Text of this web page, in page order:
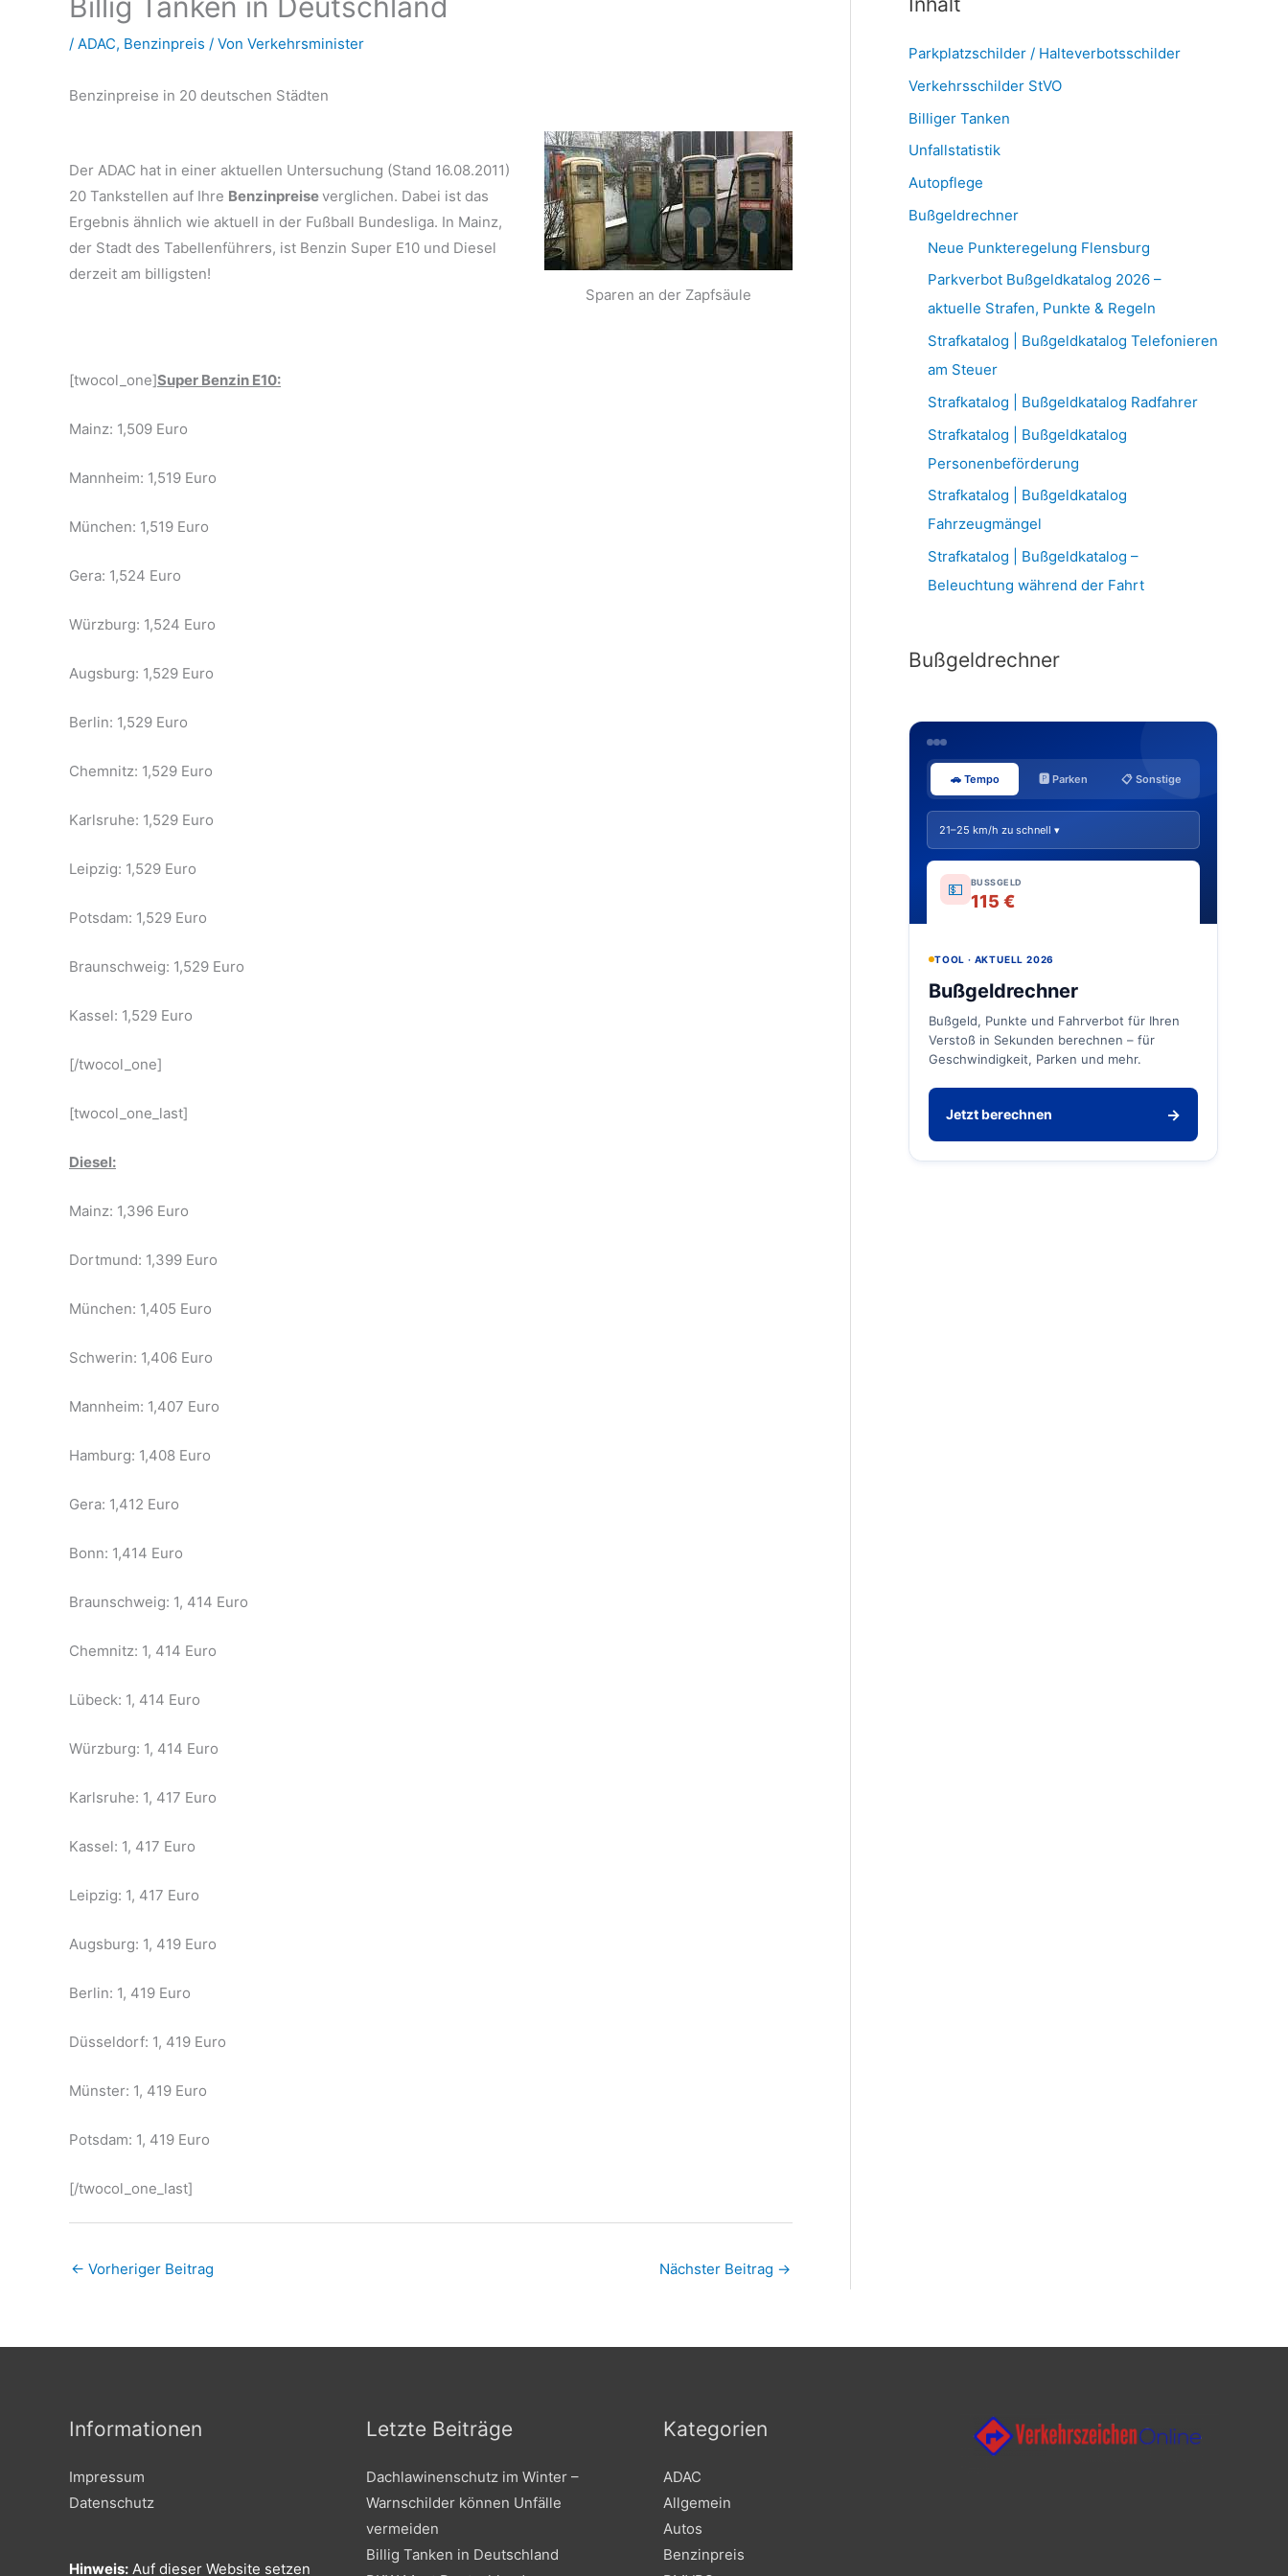
/ ADAC, Benzinpreis / Von Verkehrsminister
Benzinpreise in 20 deutschen Städten
Sparen an der Zapfsäule
Der ADAC hat in einer aktuellen Untersuchung (Stand 16.08.2011)
20 Tankstellen auf Ihre Benzinpreiseverglichen. Dabei ist das
Ergebnis ähnlich wie aktuell in der Fußball Bundesliga. In Mainz,
der Stadt des Tabellenführers, ist Benzin Super E10 und Diesel
derzeit am billigsten!
[twocol_one]Super Benzin E10:
Mainz: 1,509 Euro
Mannheim: 1,519 Euro
München: 1,519 Euro
Gera: 1,524 Euro
Würzburg: 1,524 Euro
Augsburg: 1,529 Euro
Berlin: 1,529 Euro
Chemnitz: 1,529 Euro
Karlsruhe: 1,529 Euro
Leipzig: 1,529 Euro
Potsdam: 1,529 Euro
Braunschweig: 1,529 Euro
Kassel: 1,529 Euro
[/twocol_one]
[twocol_one_last]
Diesel:
Mainz: 1,396 Euro
Dortmund: 1,399 Euro
München: 1,405 Euro
Schwerin: 1,406 Euro
Mannheim: 1,407 Euro
Hamburg: 1,408 Euro
Gera: 1,412 Euro
Bonn: 1,414 Euro
Braunschweig: 1, 414 Euro
Chemnitz: 1, 414 Euro
Lübeck: 1, 414 Euro
Würzburg: 1, 414 Euro
Karlsruhe: 1, 417 Euro
Kassel: 1, 417 Euro
Leipzig: 1, 417 Euro
Augsburg: 1, 419 Euro
Berlin: 1, 419 Euro
Düsseldorf: 1, 419 Euro
Münster: 1, 419 Euro
Potsdam: 1, 419 Euro
[/twocol_one_last]
← Vorheriger Beitrag Nächster Beitrag →
Parkplatzschilder / Halteverbotsschilder
Verkehrsschilder StVO
Billiger Tanken
Unfallstatistik
Autopflege
Bußgeldrechner
Neue Punkteregelung Flensburg
Parkverbot Bußgeldkatalog 2026 –
aktuelle Strafen, Punkte & Regeln
Strafkatalog | Bußgeldkatalog Telefonieren
am Steuer
Strafkatalog | Bußgeldkatalog Radfahrer
Strafkatalog | Bußgeldkatalog
Personenbeförderung
Strafkatalog | Bußgeldkatalog
Fahrzeugmängel
Strafkatalog | Bußgeldkatalog –
Beleuchtung während der Fahrt
Bußgeldrechner
🚗 Tempo 🅿️ Parken 📋 Sonstige
21–25 km/h zu schnell ▾
💵 BUSSGELD
115 €
TOOL · AKTUELL 2026
Bußgeldrechner
Bußgeld, Punkte und Fahrverbot für Ihren
Verstoß in Sekunden berechnen – für
Geschwindigkeit, Parken und mehr.
Jetzt berechnen →
Informationen
Impressum
Datenschutz
Hinweis: Auf dieser Website setzen
Letzte Beiträge
Dachlawinenschutz im Winter –
Warnschilder können Unfälle
vermeiden
Billig Tanken in Deutschland
Kategorien
ADAC
Allgemein
Autos
Benzinpreis